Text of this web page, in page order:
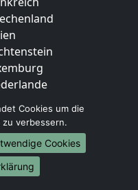
Cookies um die
verbessern.
Cookies